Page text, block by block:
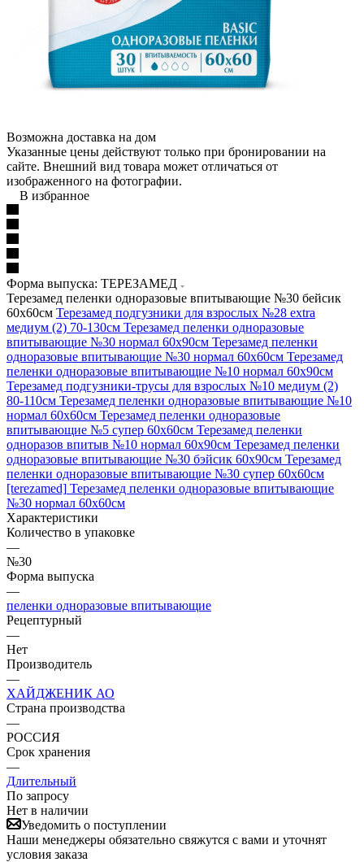
Возможна доставка на дом
Указанные цены действуют только при бронировании на
сайте. Внешний вид товара может отличаться от
изображенного на фотографии.
В избранное
Форма выпуска: ТЕРЕЗАМЕД
Терезамед пеленки одноразовые впитывающие №30 бейсик
60х60см Терезамед подгузники для взрослых №28 extra
медиум (2) 70-130см Терезамед пеленки одноразовые
впитывающие №30 нормал 60х90см Терезамед пеленки
одноразовые впитывающие №30 нормал 60х60см Терезамед
пеленки одноразовые впитывающие №10 нормал 60х90см
Терезамед подгузники-трусы для взрослых №10 медиум (2)
80-110см Терезамед пеленки одноразовые впитывающие №10
нормал 60х60см Терезамед пеленки одноразовые
впитывающие №5 супер 60х60см Терезамед пеленки
одноразов впитыв №10 нормал 60х90см Терезамед пеленки
одноразовые впитывающие №30 бэйсик 60х90см Терезамед
пеленки одноразовые впитывающие №30 супер 60х60см
[terezamed] Терезамед пеленки одноразовые впитывающие
№30 нормал 60х60см
Характеристики
Количество в упаковке
—
№30
Форма выпуска
—
пеленки одноразовые впитывающие
Рецептурный
—
Нет
Производитель
—
ХАЙДЖЕНИК АО
Страна производства
—
РОССИЯ
Срок хранения
—
Длительный
По запросу
Нет в наличии
Уведомить о поступлении
Наши менеджеры обязательно свяжутся с вами и уточнят
условия заказа